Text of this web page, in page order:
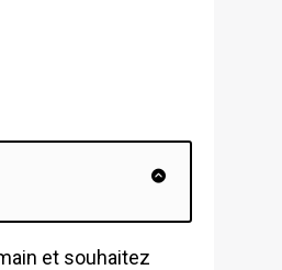
et souhaitez